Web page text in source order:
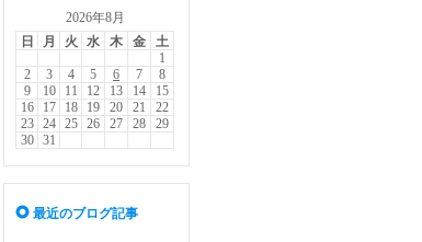
2026年8月
日
月 火 水 木 金
土
1
2
3 4 5 6 7
8
9
10 11 12 13 14
15
16
17 18 19 20 21
22
23
24 25 26 27 28
29
30
31
最近のブログ記事